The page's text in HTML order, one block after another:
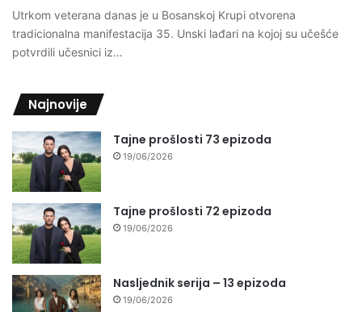
Utrkom veterana danas je u Bosanskoj Krupi otvorena
tradicionalna manifestacija 35. Unski lađari na kojoj su učešće
potvrdili učesnici iz…
Najnovije
Tajne prošlosti 73 epizoda
19/06/2026
Tajne prošlosti 72 epizoda
19/06/2026
Nasljednik serija – 13 epizoda
19/06/2026